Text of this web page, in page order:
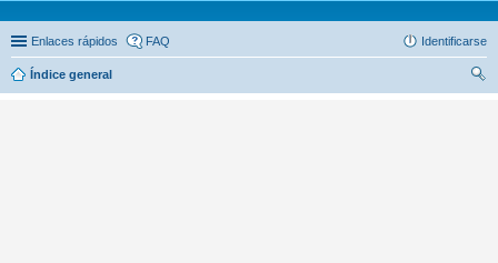
Enlaces rápidos FAQ Identificarse
Índice general